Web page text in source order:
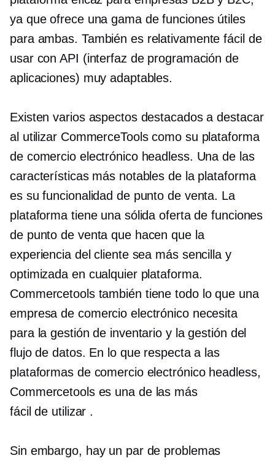
ya que ofrece una gama de funciones útiles
para ambas. También es relativamente fácil de
usar con API (interfaz de programación de
aplicaciones) muy adaptables.
Existen varios aspectos destacados a destacar
al utilizar CommerceTools como su plataforma
de comercio electrónico headless. Una de las
características más notables de la plataforma
es su funcionalidad de punto de venta. La
plataforma tiene una sólida oferta de funciones
de punto de venta que hacen que la
experiencia del cliente sea más sencilla y
optimizada en cualquier plataforma.
Commercetools también tiene todo lo que una
empresa de comercio electrónico necesita
para la gestión de inventario y la gestión del
flujo de datos. En lo que respecta a las
plataformas de comercio electrónico headless,
Commercetools es una de las más
fácil de utilizar .
Sin embargo, hay un par de problemas